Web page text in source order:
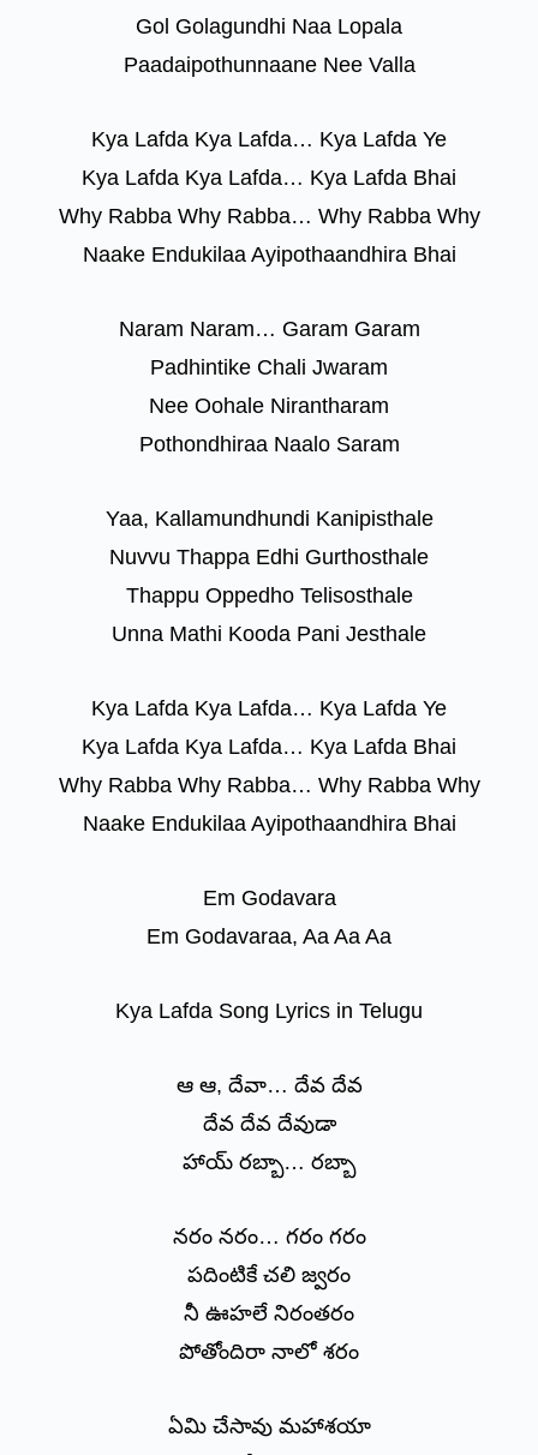
Gol Golagundhi Naa Lopala
Paadaipothunnaane Nee Valla
Kya Lafda Kya Lafda… Kya Lafda Ye
Kya Lafda Kya Lafda… Kya Lafda Bhai
Why Rabba Why Rabba… Why Rabba Why
Naake Endukilaa Ayipothaandhira Bhai
Naram Naram… Garam Garam
Padhintike Chali Jwaram
Nee Oohale Nirantharam
Pothondhiraa Naalo Saram
Yaa, Kallamundhundi Kanipisthale
Nuvvu Thappa Edhi Gurthosthale
Thappu Oppedho Telisosthale
Unna Mathi Kooda Pani Jesthale
Kya Lafda Kya Lafda… Kya Lafda Ye
Kya Lafda Kya Lafda… Kya Lafda Bhai
Why Rabba Why Rabba… Why Rabba Why
Naake Endukilaa Ayipothaandhira Bhai
Em Godavara
Em Godavaraa, Aa Aa Aa
Kya Lafda Song Lyrics in Telugu
ఆ ఆ, దేవా… దేవ దేవ
దేవ దేవ దేవుడా
హాయ్ రబ్బా… రబ్బా
నరం నరం… గరం గరం
పదింటికే చలి జ్వరం
నీ ఊహలే నిరంతరం
పోతోందిరా నాలో శరం
ఏమి చేసావు మహాశయా